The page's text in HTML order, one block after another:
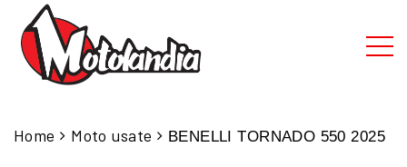
Home Moto usate BENELLI TORNADO 550 2025